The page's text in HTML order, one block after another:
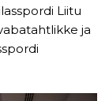
Liitu
ja